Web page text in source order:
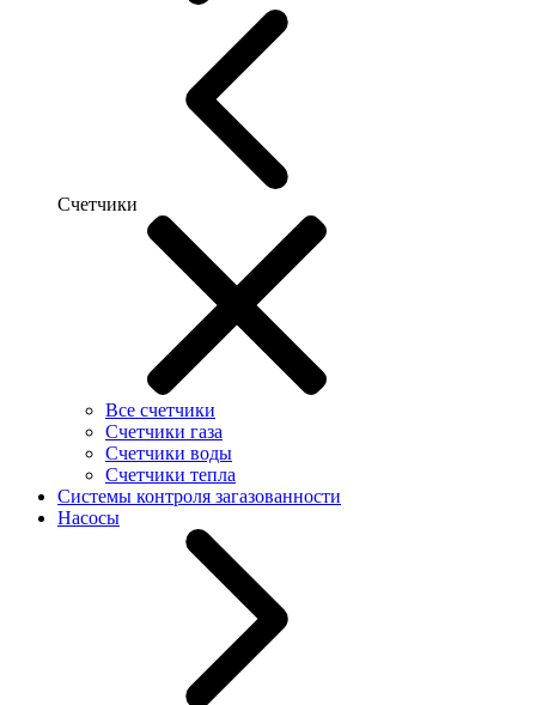
Счетчики
Все счетчики
Счетчики газа
Счетчики воды
Счетчики тепла
Системы контроля загазованности
Насосы